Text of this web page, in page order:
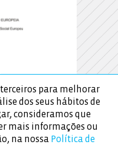
para melhorar
dos seus hábitos de
consideramos que
mais informações ou
na nossa Política de